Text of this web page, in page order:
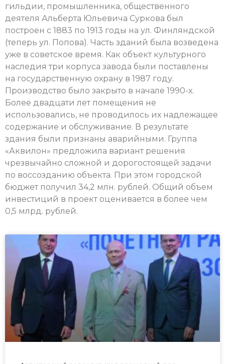
гильдии, промышленника, общественного
деятеля Альберта Юльевича Суркова был
построен с 1883 по 1913 годы на ул. Финляндской
(теперь ул. Попова). Часть зданий была возведена
уже в советское время. Как объект культурного
наследия три корпуса завода были поставлены
на государственную охрану в 1987 году.
Производство было закрыто в начале 1990-х.
Более двадцати лет помещения не
использовались, не проводилось их надлежащее
содержание и обслуживание. В результате
здания были признаны аварийными. Группа
«Аквилон» предложила вариант решения
чрезвычайно сложной и дорогостоящей задачи
по воссозданию объекта. При этом городской
бюджет получил 34,2 млн. рублей. Общий объем
инвестиций в проект оценивается в более чем
0,5 млрд. рублей.